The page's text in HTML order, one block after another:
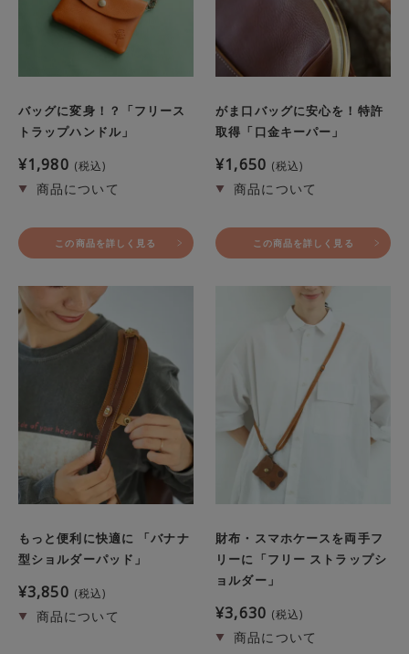
バッグに変身！？「フリース
トラップハンドル」
¥1,980 税込
この商品を詳しく見る
がま口バッグに安心を！特許
取得「口金キーパー」
¥1,650 税込
この商品を詳しく見る
もっと便利に快適に 「バナナ
型ショルダーパッド」
¥3,850 税込
財布・スマホケースを両手フ
リーに「フリー ストラップシ
ョルダー」
¥3,630 税込